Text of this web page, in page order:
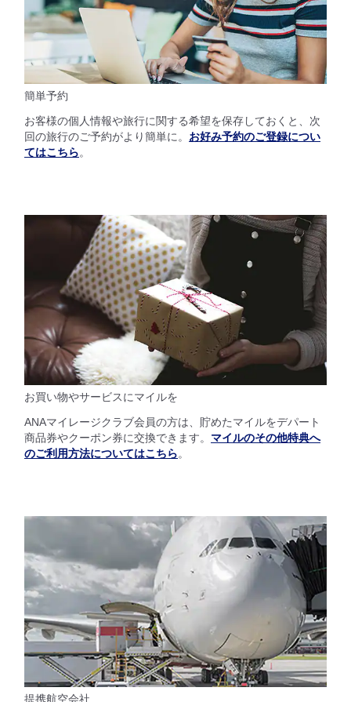
簡単予約
お客様の個人情報や旅行に関する希望を保存しておくと、次
回の旅行のご予約がより簡単に。 お好み予約のご登録につい
てはこちら。
お買い物やサービスにマイルを
ANAマイレージクラブ会員の方は、貯めたマイルをデパート
商品券やクーポン券に交換できます。 マイルのその他特典へ
のご利用方法についてはこちら。
提携航空会社